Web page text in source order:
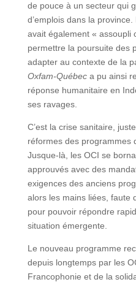
de pouce à un secteur qui
d’emplois dans la
avait également « assoupli
permettre la poursuite des
adapter au contexte de la
Oxfam-Québeca pu ainsi
réponse humanitaire en
ses ravages.
C’est la crise sanitaire,
réformes des programmes
Jusque-là, les OCI se
approuvés avec des
exigences des anciens
alors les mains liées, faute
pour pouvoir répondre
situation émergente.
Le nouveau programme
depuis longtemps par les
Francophonie et de la